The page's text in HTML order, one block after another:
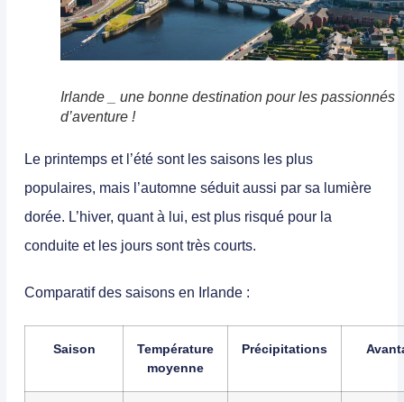
Irlande _ une bonne destination pour les passionnés
d’aventure !
Le printemps et l’été sont les saisons les plus
populaires, mais l’automne séduit aussi par sa lumière
dorée. L’hiver, quant à lui, est plus risqué pour la
conduite et les jours sont très courts.
Comparatif des saisons en Irlande :
Saison
Température
moyenne
Précipitations